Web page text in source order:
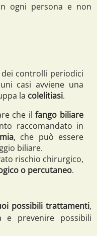
ogni persona e non
controlli periodici
casi avviene una
la colelitiasi.
che ilfango biliare
raccomandato in
, che può essere
biliare.
rischio chirurgico,
o percutaneo.
possibili trattamenti,
prevenire possibili